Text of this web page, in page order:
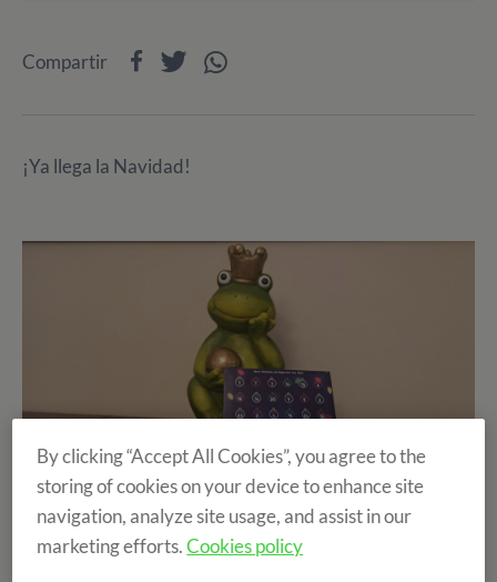
¡Ya llega la Navidad!
La navidad ya está a la vuelta de la esquina y con ello
todos los instantes mágicos que trae consigo. Esa
Compartir
By clicking “Accept All Cookies”, you agree to the
storing of cookies on your device to enhance site
navigation, analyze site usage, and assist in our
marketing efforts.Cookies policy